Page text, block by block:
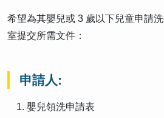
希望為其嬰兒或 3 歲以下兒童申請
室提交所需文件：
申請人:
嬰兒領洗申請表